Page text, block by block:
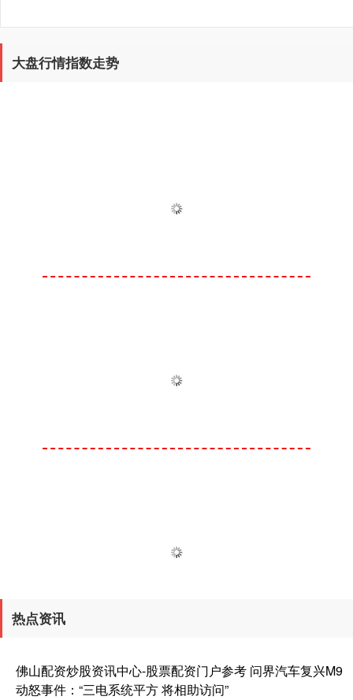
大盘行情指数走势
热点资讯
佛山配资炒股资讯中心-股票配资门户参考 问界汽车复兴M9
动怒事件：“三电系统平方 将相助访问”